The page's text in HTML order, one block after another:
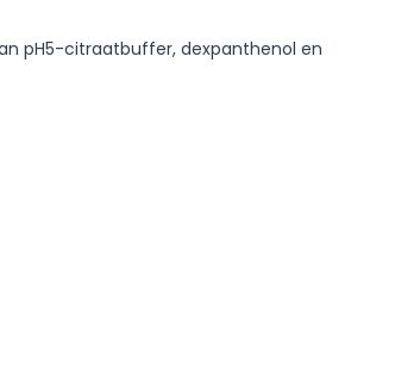
pH5-citraatbuffer, dexpanthenol en